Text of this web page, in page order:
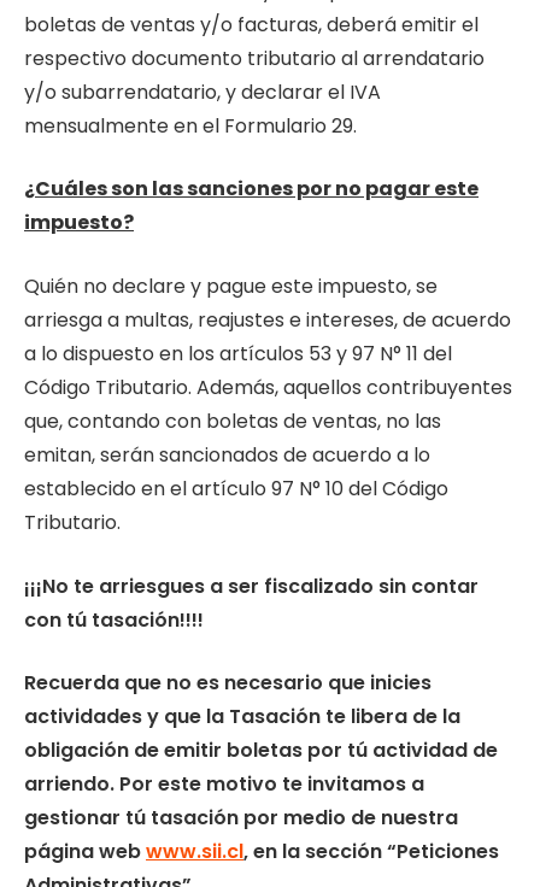
boletas de ventas y/o facturas, deberá emitir el
respectivo documento tributario al arrendatario
y/o subarrendatario, y declarar el IVA
mensualmente en el Formulario 29.
¿Cuáles son las sanciones por no pagar este
impuesto?
Quién no declare y pague este impuesto, se
arriesga a multas, reajustes e intereses, de acuerdo
a lo dispuesto en los artículos 53 y 97 N° 11 del
Código Tributario. Además, aquellos contribuyentes
que, contando con boletas de ventas, no las
emitan, serán sancionados de acuerdo a lo
establecido en el artículo 97 N° 10 del Código
Tributario.
¡¡¡No te arriesgues a ser fiscalizado sin contar
con tú tasación!!!!
Recuerda que no es necesario que inicies
actividades y que la Tasación te libera de la
obligación de emitir boletas por tú actividad de
arriendo. Por este motivo te invitamos a
gestionar tú tasación por medio de nuestra
página webwww.sii.cl, en la sección “Peticiones